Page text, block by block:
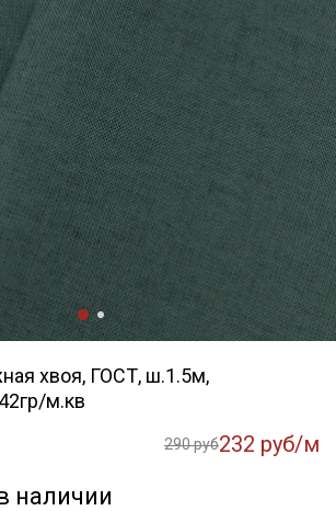
хвоя, ГОСТ, ш.1.5м,
м.кв
290 руб232 руб/м
наличии